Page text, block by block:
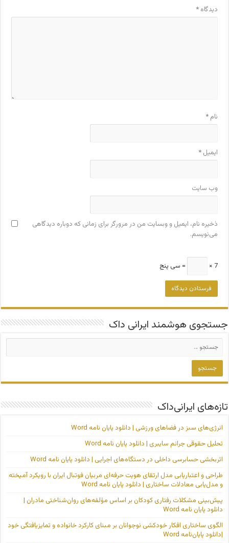
دیدگاه*
نام*
ایمیل*
وب‌ سایت
ذخیره نام، ایمیل و وبسایت من در مرورگر برای زمانی که دوباره دیدگاهی
می‌نویسم.
7 × = سی پنج
جستجوی هوشمند ایرانی داک
تازه‌های ایرانی‌داک
انرژی‌های سبز در فضاهای ورزشی | دانلود پایان نامه Word
تحلیل حقوقی جرائم سایبری | دانلود پایان نامه Word
اثربخشی حسابرسی داخلی در دستگاه‌های اجرایی | دانلود پایان نامه Word
طراحی و اعتباریابی مدل ارتقای هویت حرفه‌ای مربیان فوتبال ایران با رویکرد آمیخته
و مدل‌یابی معادلات ساختاری | دانلود پایان نامه Word
پیش‌بینی مشکلات رفتاری کودکان بر اساس مؤلفه‌های روان‌شناختی مادران |
دانلود پایان نامه Word
الگوی ساختاری افکار خودکشی نوجوانان بر مبنای کارکرد خانواده و تمایزیافتگی خود
|دانلود پایان‌نامه Word